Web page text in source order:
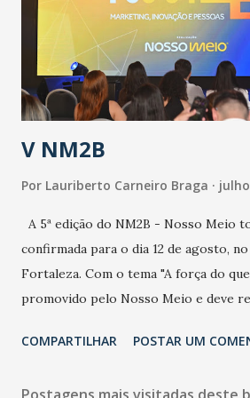
contaminação maior que outros
secretário. Segundo ele, é uma
contaminação alta, podendo gerar
população e ao sistema de saúde.
estratificação do risco da doença, para
V NM2B
Por Lauriberto Carneiro Braga
A 5ª edição do NM2B - Nosso Meio
confirmada para o dia 12 de agosto,
Fortaleza. Com o tema "A força do
promovido pelo Nosso Meio e deve
e lideranças do Mercado Nacional.
COMPARTILHAR POSTAR UM